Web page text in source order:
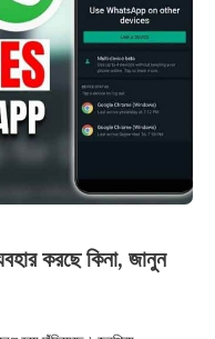
করছে কিনা, জানুন